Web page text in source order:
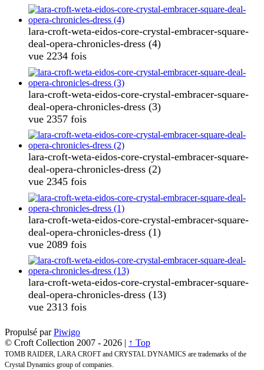
lara-croft-weta-eidos-core-crystal-embracer-square-
deal-opera-chronicles-dress (4)
vue 2234 fois
lara-croft-weta-eidos-core-crystal-embracer-square-
deal-opera-chronicles-dress (3)
vue 2357 fois
lara-croft-weta-eidos-core-crystal-embracer-square-
deal-opera-chronicles-dress (2)
vue 2345 fois
lara-croft-weta-eidos-core-crystal-embracer-square-
deal-opera-chronicles-dress (1)
vue 2089 fois
lara-croft-weta-eidos-core-crystal-embracer-square-
deal-opera-chronicles-dress (13)
vue 2313 fois
Propulsé parPiwigo
© Croft Collection 2007 - 2026 | ↑ Top
TOMB RAIDER, LARA CROFT and CRYSTAL DYNAMICS are trademarks of the
Crystal Dynamics group of companies.